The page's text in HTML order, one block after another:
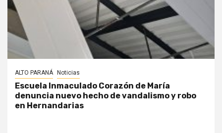
ALTO PARANÁ Noticias
Escuela Inmaculado Corazón de María
denuncia nuevo hecho de vandalismo y robo
en Hernandarias